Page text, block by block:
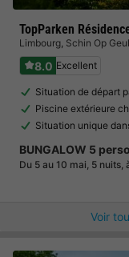
TopParken
Limbourg, Schin Op Geul
8.0 Excellent
Situation de départ
Piscine extérieure
Situation unique
BUNGALOW 5
Du 5 au 10 mai, 5 nuits,
Voir